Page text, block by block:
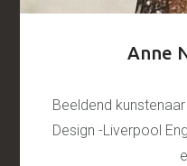
Anne
Beeldend
Design -Liverpool